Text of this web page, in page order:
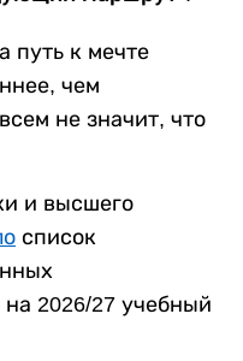
путь к мечте
чем
не значит, что
и высшего
список
на 2026/27 учебный